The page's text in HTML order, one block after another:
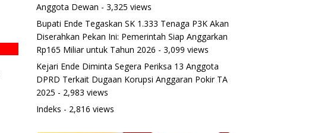
Anggota Dewan - 3,325 views
Bupati Ende Tegaskan SK 1.333 Tenaga P3K Akan
Diserahkan Pekan Ini: Pemerintah Siap Anggarkan
Rp165 Miliar untuk Tahun 2026 - 3,099 views
Kejari Ende Diminta Segera Periksa 13 Anggota
DPRD Terkait Dugaan Korupsi Anggaran Pokir TA
2025 - 2,983 views
Indeks - 2,816 views